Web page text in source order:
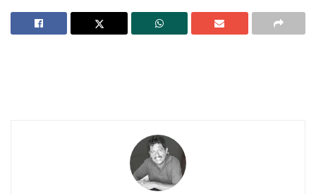
Buena tarde taurina en Ahuacatlán